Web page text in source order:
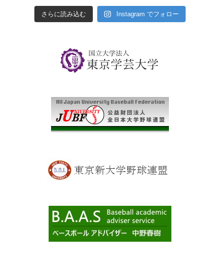
さらに読み込む Instagram でフォロー